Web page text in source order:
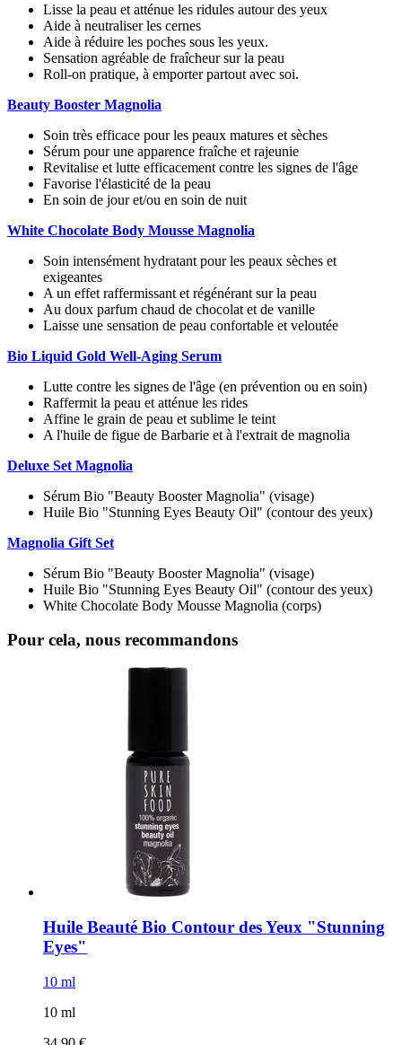
Lisse la peau et atténue les ridules autour des yeux
Aide à neutraliser les cernes
Aide à réduire les poches sous les yeux.
Sensation agréable de fraîcheur sur la peau
Roll-on pratique, à emporter partout avec soi.
Beauty Booster Magnolia
Soin très efficace pour les peaux matures et sèches
Sérum pour une apparence fraîche et rajeunie
Revitalise et lutte efficacement contre les signes de l'âge
Favorise l'élasticité de la peau
En soin de jour et/ou en soin de nuit
White Chocolate Body Mousse Magnolia
Soin intensément hydratant pour les peaux sèches et
exigeantes
A un effet raffermissant et régénérant sur la peau
Au doux parfum chaud de chocolat et de vanille
Laisse une sensation de peau confortable et veloutée
Bio Liquid Gold Well-Aging Serum
Lutte contre les signes de l'âge (en prévention ou en soin)
Raffermit la peau et atténue les rides
Affine le grain de peau et sublime le teint
A l'huile de figue de Barbarie et à l'extrait de magnolia
Deluxe Set Magnolia
Sérum Bio "Beauty Booster Magnolia" (visage)
Huile Bio "Stunning Eyes Beauty Oil" (contour des yeux)
Magnolia Gift Set
Sérum Bio "Beauty Booster Magnolia" (visage)
Huile Bio "Stunning Eyes Beauty Oil" (contour des yeux)
White Chocolate Body Mousse Magnolia (corps)
Pour cela, nous recommandons
Huile Beauté Bio Contour des Yeux "Stunning
Eyes"
10 ml
10 ml